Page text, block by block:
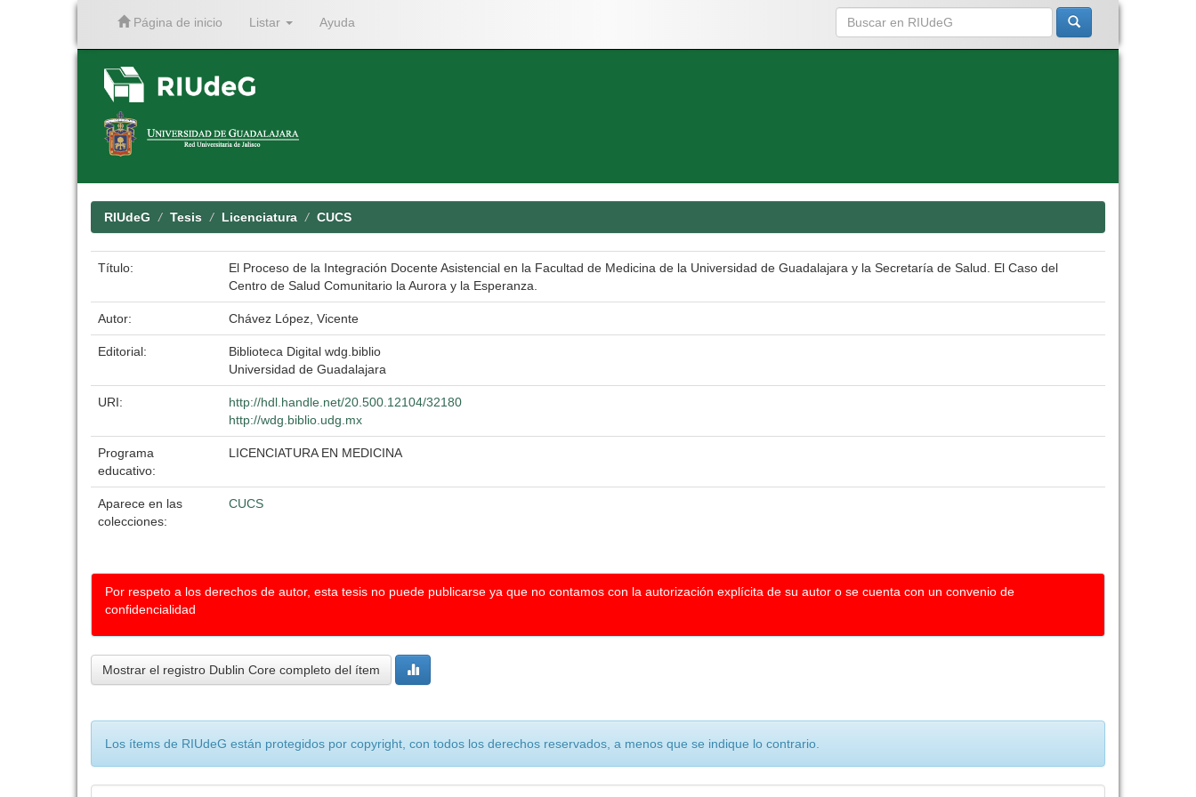
Página de inicio Listar Ayuda
RIUdeG Tesis Licenciatura CUCS
Título:
El Proceso de la Integración Docente Asistencial en la Facultad de Medicina de la Universidad de Guadalajara y la Secretaría de Salud. El Caso del
Centro de Salud Comunitario la Aurora y la Esperanza.
Autor: Chávez López, Vicente
Editorial:
Biblioteca Digital wdg.biblio
Universidad de Guadalajara
URI:
http://hdl.handle.net/20.500.12104/32180
http://wdg.biblio.udg.mx
Programa
educativo:
LICENCIATURA EN MEDICINA
Aparece en las
colecciones:
CUCS
Por respeto a los derechos de autor, esta tesis no puede publicarse ya que no contamos con la autorización explícita de su autor o se cuenta con un convenio de
confidencialidad
Mostrar el registro Dublin Core completo del ítem
Los ítems de RIUdeG están protegidos por copyright, con todos los derechos reservados, a menos que se indique lo contrario.